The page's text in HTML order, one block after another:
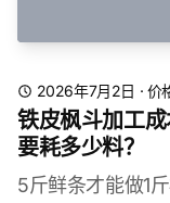
2026年7月2日 · 价
铁皮枫斗加工
要耗多少料？
5斤鲜条才能做1